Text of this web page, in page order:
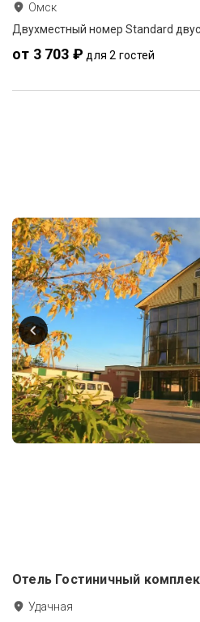
Омск
Двухместный номер Standard
от 3 703 ₽ для 2 гостей
Отель Гостиничный
Удачная